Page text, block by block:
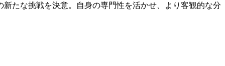
たな挑戦を決意。自身の専門性を活かせ、より客観的な分